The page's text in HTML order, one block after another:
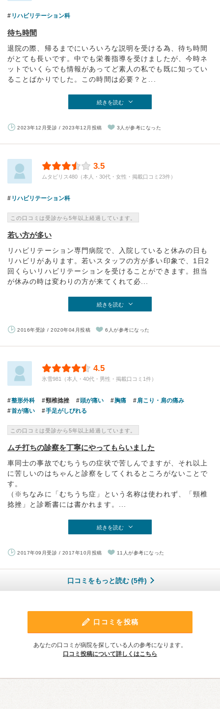
リハビリテーション科
待ち時間
退院の際、帰るまでにいろいろな説明を受ける為、待ち時間
がとても長いです。中でも栄養指導を受けましたが、今時ネ
ットでいくらでも情報があってど素人の私でも既に知ってい
ることばかりでした。この時間は必要？と...
続きを読む
2023年12月受診 / 2023年12月投稿 3人が参考になった
3.5
ムタビリス480（本人・30代・女性・掲載口コミ23件）
リハビリテーション科
この口コミは受診から5年以上経過しています。
若い方が多い
リハビリテーション専門病院で、入院していると休みの日も
リハビリがあります。若いスタッフの方が多い印象で、1日2
回くらいリハビリテーションを受けることができます。担当
が休みの時は変わりの方が来てくれて必...
続きを読む
2016年受診 / 2020年04月投稿 6人が参考になった
4.5
氷雪981（本人・40代・男性・掲載口コミ1件）
整形外科 頸椎捻挫 頭が痛い 胸痛
肩こり・肩の痛み
首が痛い
手足がしびれる
この口コミは受診から5年以上経過しています。
ムチ打ちの診察を丁寧にやってもらいました
車同士の事故でむちうちの症状で苦しんでますが、それ以上
に苦しいのはちゃんと診察をしてくれるところがないことで
す。
（※ちなみに「むちうち症」という名称は使われず、「頸椎
捻挫」と診断書には書かれます。...
続きを読む
2017年09月受診 / 2017年10月投稿 11人が参考になった
口コミをもっと読む (5件)
口コミを投稿
あなたの口コミが病院を探している人の参考になります。
口コミ投稿について詳しくはこちら